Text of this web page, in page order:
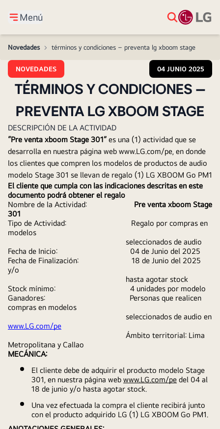
Menú
Novedades > términos y condiciones – preventa lg xboom stage
NOVEDADES 04 JUNIO 2025
TÉRMINOS Y CONDICIONES –
PREVENTA LG XBOOM STAGE
DESCRIPCIÓN DE LA ACTIVIDAD
“Pre venta xboom Stage 301” es una (1) actividad que se
desarrolla en nuestra página web www.LG.com/pe, en donde
los clientes que compren los modelos de productos de audio
modelo Stage 301 se llevan de regalo (1) LG XBOOM Go PM1
El cliente que cumpla con las indicaciones descritas en este
documento podrá obtener el regalo
Nombre de la Actividad: Pre venta xboom Stage
301
Tipo de Actividad:                                 Regalo por compras en
modelos
seleccionados de audio
Fecha de Inicio:                                     04 de Junio del 2025
Fecha de Finalización:                           18 de Junio del 2025
y/o
hasta agotar stock
Stock mínimo:                                      4 unidades por modelo
Ganadores:                                           Personas que realicen
compras en modelos
www.LG.com/pe
Metropolitana y Callao
MECÁNICA:
El cliente debe de adquirir el producto modelo Stage
301, en nuestra página web www.LG.com/pe del 04 al
18 de junio y/o hasta agotar stock.
Una vez efectuada la compra el cliente recibirá junto
con el producto adquirido LG (1) LG XBOOM Go PM1.